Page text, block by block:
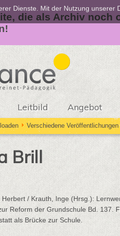
die als Archiv noch
Leitbild Angebot
Verschiedene Veröffentlichungen
Brill
Herbert / Krauth, Inge (Hrsg.):
Reform der Grundschule Bd. 137.
als Brücke zur Schule.
Dienste. Mit der Nutzung